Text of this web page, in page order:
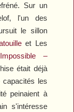
Sur un
l'un des
le sillon
et Les
–
était déjà
capacités les
peinaient à
s'intéresse